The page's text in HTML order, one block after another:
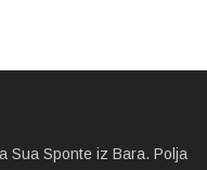
Sua Sponte iz Bara. Polja